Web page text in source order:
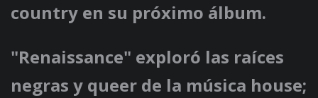
country en su próximo álbum.
"Renaissance" exploró las raíces
negras y queer de la música house;